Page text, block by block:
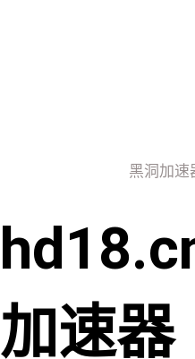
黑洞加
加速器